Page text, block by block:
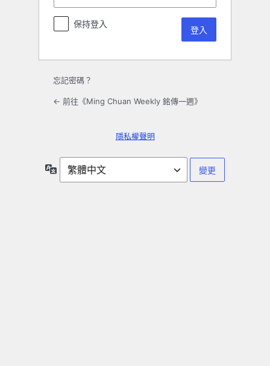
保持登入
忘記密碼？
← 前往《Ming Chuan Weekly 銘傳一週》
隱私權聲明
言